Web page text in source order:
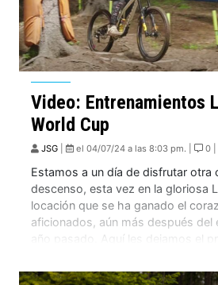
Video: Entrenamientos
World Cup
JSG el 04/07/24 a las 8:03 pm. | 0 |
Estamos a un día de disfrutar otra
descenso, esta vez en la gloriosa
locación que se ha ganado el
aficionados, aún más después del
año pasado. Aquí les dejamos el